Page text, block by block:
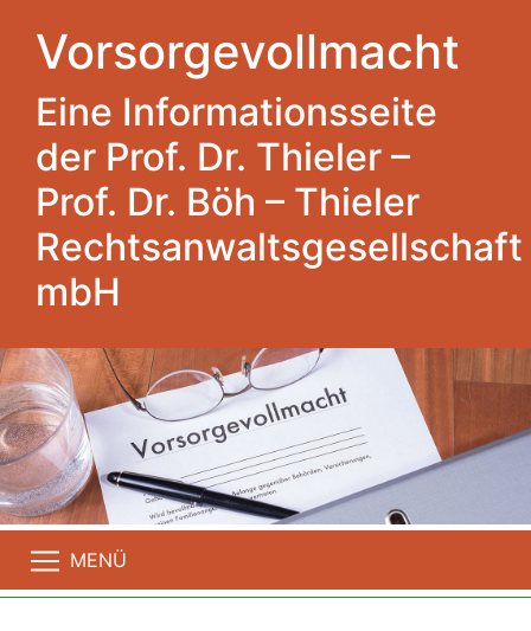
Vorsorgevollmacht
Eine Informationsseite
der Prof. Dr. Thieler –
Prof. Dr. Böh – Thieler
Rechtsanwaltsgesellschaft
mbH
MENÜ